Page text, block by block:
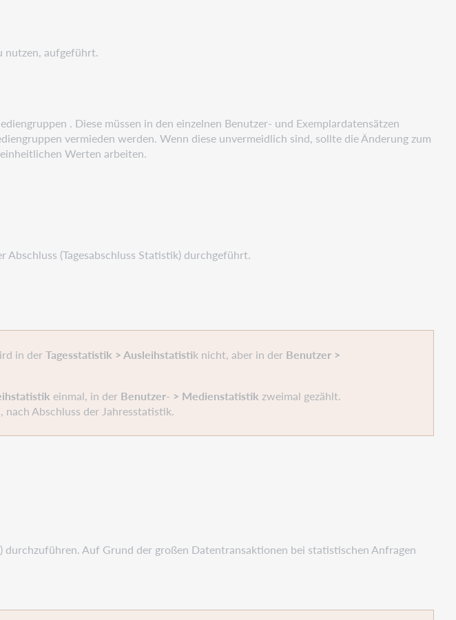
nutzen, aufgeführt.
. Diese müssen in den einzelnen Benutzer- und Exemplardatensätzen
vermieden werden. Wenn diese unvermeidlich sind, sollte die Änderung zum
Werten arbeiten.
(Tagesabschluss Statistik) durchgeführt.
in derTagesstatistik > Ausleihstatistik nicht, aber in der Benutzer >
einmal, in der Benutzer- > Medienstatistik zweimal gezählt.
Abschluss der Jahresstatistik.
Auf Grund der großen Datentransaktionen bei statistischen Anfragen